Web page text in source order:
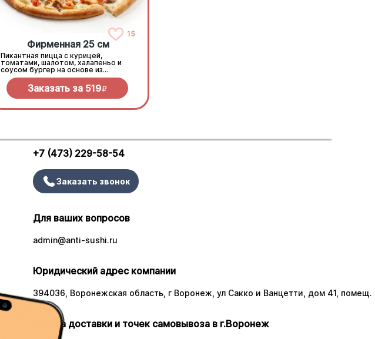
15
Фирменная 25 см
Пикантная пицца с курицей,
томатами, шалотом, халапеньо и
соусом бургер на основе из
сливочного соуса и моцареллы.
Заказать за 519R
+7 (473) 229-58-54
Заказать звонок
Для ваших вопросов
admin@anti-sushi.ru
Юридический адрес компании
394036, Воронежская область, г Воронеж, ул Сакко и Ванцетти, дом 41, помещ.
Работа доставки и точек самовывоза в г.Воронеж